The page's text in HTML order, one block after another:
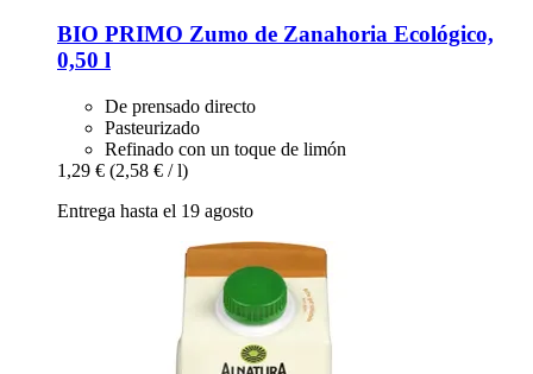
BIO PRIMO Zumo de Zanahoria Ecológico,
0,50 l
De prensado directo
Pasteurizado
Refinado con un toque de limón
1,29 € (2,58 € / l)
Entrega hasta el 19 agosto